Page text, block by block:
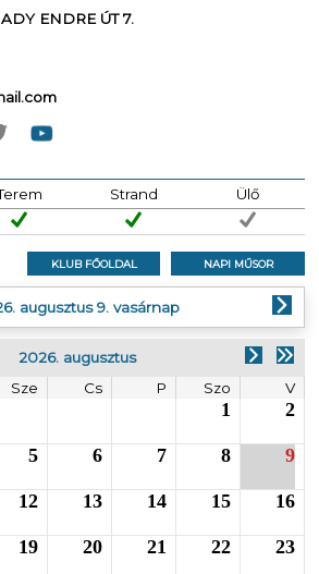
ENDRE ÚT 7.
Strand Ülő
KLUB FŐOLDAL NAPI MŰSOR
augusztus 9. vasárnap
2026. augusztus
Sze Cs P Szo V
1 2
5 6 7 8 9
12 13 14 15 16
19 20 21 22 23